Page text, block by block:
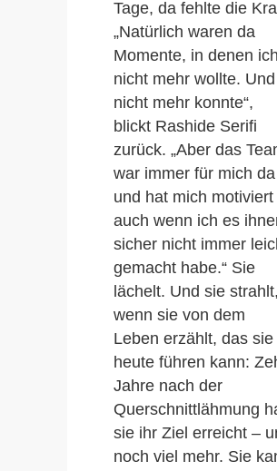
Tage, da fehlte die
„Natürlich waren da
Momente, in denen ich
nicht mehr wollte. Und
nicht mehr konnte“,
blickt Rashide Serifi
zurück. „Aber das
war immer für mich da
und hat mich motiviert
auch wenn ich es
sicher nicht immer
gemacht habe.“ Sie
lächelt. Und sie strahlt,
wenn sie von dem
Leben erzählt, das sie
heute führen kann:
Jahre nach der
Querschnittlähmung
sie ihr Ziel erreicht –
noch viel mehr. Sie